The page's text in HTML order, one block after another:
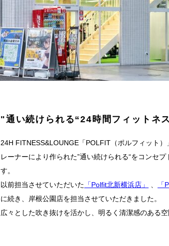
"通い続けられる“24時間フィットネ
24H FITNESS&LOUNGE「POLFIT（ポルフィット
レーナーにより作られた”通い続けられる“をコンセ
す。
以前担当させていただいた 「Polfit北新横浜店」
「
に続き、岸根公園店を担当させていただきました。
広々とした吹き抜けを活かし、明るく清潔感のある空